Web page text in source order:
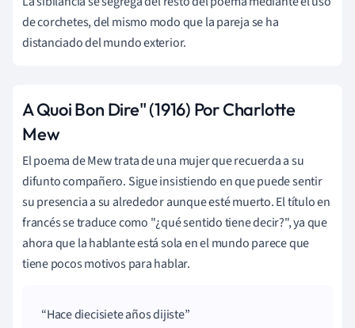
de corchetes, del mismo modo que la pareja se ha
distanciado del mundo exterior.
A Quoi Bon Dire" (1916) Por Charlotte
Mew
El poema de Mew trata de una mujer que recuerda a su
difunto compañero. Sigue insistiendo en que puede sentir
su presencia a su alrededor aunque esté muerto. El título en
francés se traduce como "¿qué sentido tiene decir?", ya que
ahora que la hablante está sola en el mundo parece que
tiene pocos motivos para hablar.
Hacediecisieteañosdijiste